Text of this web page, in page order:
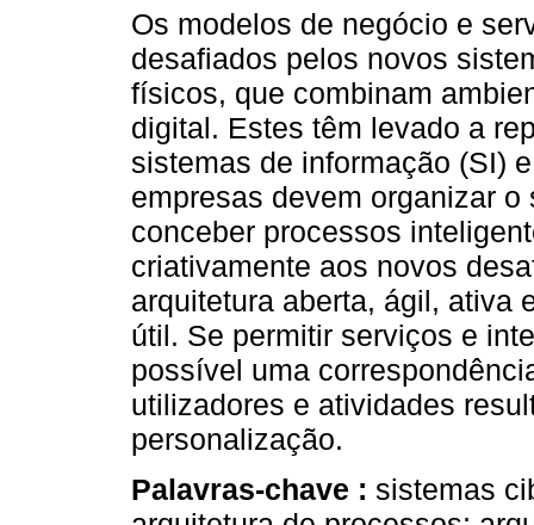
Os modelos de negócio e
desafiados pelos novos
físicos, que combinam
digital. Estes têm levado a
sistemas de informação (SI)
empresas devem organizar
conceber processos
criativamente aos novos
arquitetura aberta, ágil, ativa
útil. Se permitir serviços e
possível uma
utilizadores e atividades
personalização.
Palavras-chave : sistemas